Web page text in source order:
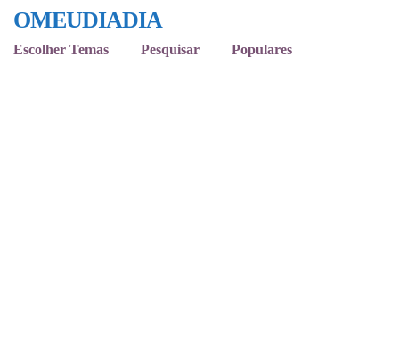
OMEUDIADIA
Escolher Temas Pesquisar Populares